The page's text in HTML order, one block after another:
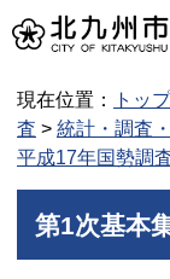
現在位置： トッ
査 > 統計・調査
平成17年国勢調
第1次基本